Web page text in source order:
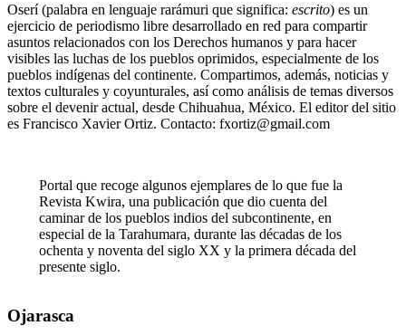
Oserí (palabra en lenguaje rarámuri que significa: escrito) es un
ejercicio de periodismo libre desarrollado en red para compartir
asuntos relacionados con los Derechos humanos y para hacer
visibles las luchas de los pueblos oprimidos, especialmente de los
pueblos indígenas del continente. Compartimos, además, noticias y
textos culturales y coyunturales, así como análisis de temas diversos
sobre el devenir actual, desde Chihuahua, México. El editor del sitio
es Francisco Xavier Ortiz. Contacto: fxortiz@gmail.com
Portal que recoge algunos ejemplares de lo que fue la
Revista Kwira, una publicación que dio cuenta del
caminar de los pueblos indios del subcontinente, en
especial de la Tarahumara, durante las décadas de los
ochenta y noventa del siglo XX y la primera década del
presente siglo.
Ojarasca